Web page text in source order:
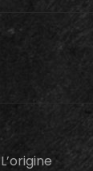
L’origine